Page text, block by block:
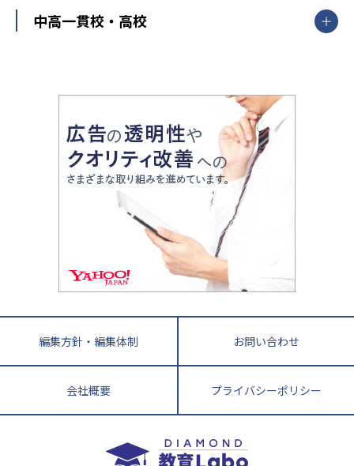
中部
愛知県
静岡県
長野県
大阪府
兵庫県 京都府 奈良県
和歌山県
鳥取県
島根県 岡山県 広島県
香川県
高知県
長崎県 熊本県
鹿児島県 沖縄県
武田塾
大学受験
教育全般
大学受験塾の選び方
中学受験に熱心な市区町村ランキング
小学校受験
家庭教師
開成番長直伝！子どもの受験を成功させる方法
運動と遊びを考える
情報Ⅰ、数学が苦手な人注目！最短距離の学力
アップ法
悩み多き「大学受験」相談室
英語・英会話・英検対策
小学校教師が解説！中学受験のリアル
教育ジャーナリストが徹底解説！ 大学受験の羅
中高一貫校・高校
大学入試改革
ママテクエグザム
進化する中高一貫校・高校
編集方針・編集体制 お問い合わせ
会社概要 プライバシーポリシー